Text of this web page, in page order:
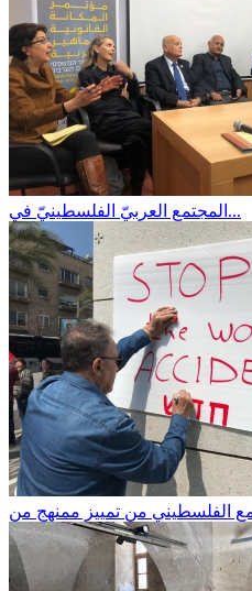
المجتمع العربيّ الفلسطينيّ في...